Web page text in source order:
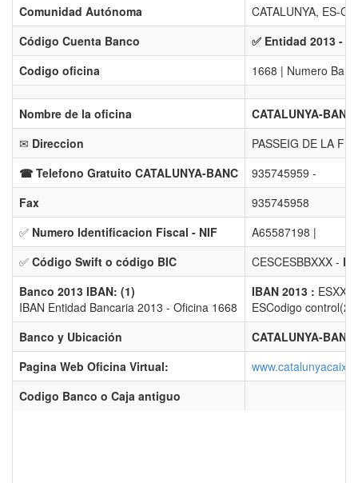
Comunidad Autónoma
CATALUNYA, ES-CT
Código Cuenta Banco
✅ Entidad 2013 -
Codigo oficina
1668 | Numero
Nombre de la oficina
CATALUNYA-
✉ Direccion
PASSEIG DE LA
☎ Telefono Gratuito CATALUNYA-BANC
935745959 -
Fax
935745958
✅ Numero Identificacion Fiscal - NIF
A65587198 |
✅ Código Swift o código BIC CESCESBBXXX -
Banco 2013 IBAN: (1)
IBAN Entidad Bancaria 2013 - Oficina 1668
IBAN 2013 : ESXX
ESCodigo
Banco y Ubicación
CATALUNYA-
Pagina Web Oficina Virtual:
Codigo Banco o Caja antiguo